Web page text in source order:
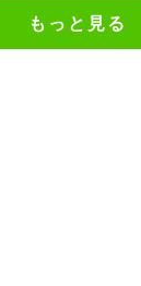
もっと見る